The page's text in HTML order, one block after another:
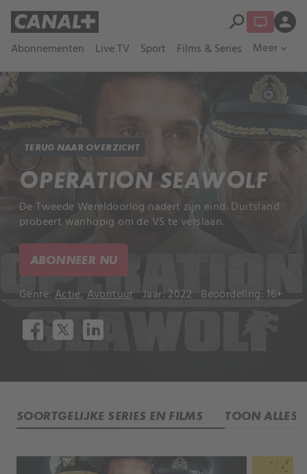
Abonnementen Live TV Sport Films & Series Meer expand_more
search person
TERUG NAAR OVERZICHT
OPERATION SEAWOLF
De Tweede Wereldoorlog nadert zijn eind. Duitsland
probeert wanhopig om de VS te verslaan.
ABONNEER NU
Genre: Actie, Avontuur Jaar: 2022 Beoordeling: 16+
SOORTGELIJKE SERIES EN FILMS TOON ALLES